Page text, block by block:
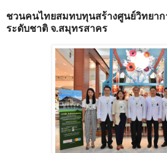
ชวนคนไทยสมทบทุนสร้างศูนย์วิทยาก
ระดับชาติ จ.สมุทรสาคร